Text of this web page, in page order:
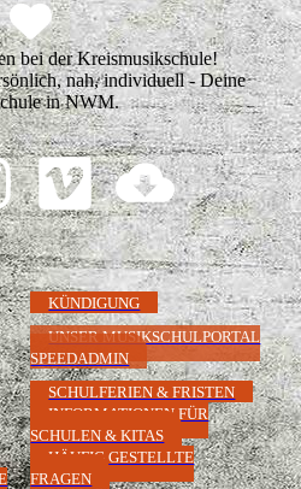
bei der Kreismusikschule!
nah, individuell - Deine
in NWM.
KÜNDIGUNG
UNSER MUSIKSCHULPORTAL
SPEEDADMIN
SCHULFERIEN & FRISTEN
INFORMATIONEN FÜR
SCHULEN & KITAS
HÄUFIG GESTELLTE
FRAGEN